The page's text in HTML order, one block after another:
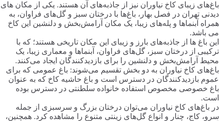
باغ‌های زیبای کاخ نیاوران نیز از جاذبه‌های آن هستند. یکی از مکان های
دیدنی تهران در فصل بهار، باغ‌ها با درختان سبز و گل‌های فراوان، به
همراه آبنماها و پله‌های زیبا، یک مکان آرامش‌بخش و دلنشین این کاخ
می باشد.
این باغ ها از جاذبه‌های بارز و زیبای این مکان تاریخی هستند؛ که با
ترکیبی از درختان سبز، گل‌های فراوان، آبنماها و معماری زیبا، یک
محیط آرامش‌بخش و دلنشین را برای بازدیدکنندگان ایجاد می‌کنند.
باغ‌های کاخ نیاوران به دو بخش تقسیم می‌شوند: باغ عمومی که برای
عموم بازدیدکنندگان در دسترس است و باغ حاشیه کاخ که به عنوان
باغ خصوصی مخصوص استفاده خانواده سلطنتی در دسترس بوده
است.
در باغ‌های کاخ نیاوران می‌توان درختان بزرگ و سرسبزی از جمله
سرو، کاج، چنار و انواع گل‌های زینتی متنوع را مشاهده کرد. همچنین،